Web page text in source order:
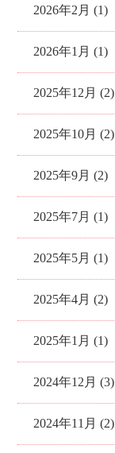
2026年2月 (1)
2026年1月 (1)
2025年12月 (2)
2025年10月 (2)
2025年9月 (2)
2025年7月 (1)
2025年5月 (1)
2025年4月 (2)
2025年1月 (1)
2024年12月 (3)
2024年11月 (2)